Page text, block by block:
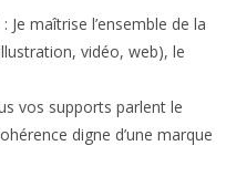
: Je maîtrise l’ensemble de la
vidéo, web), le
vos supports parlent le
digne d’une marque